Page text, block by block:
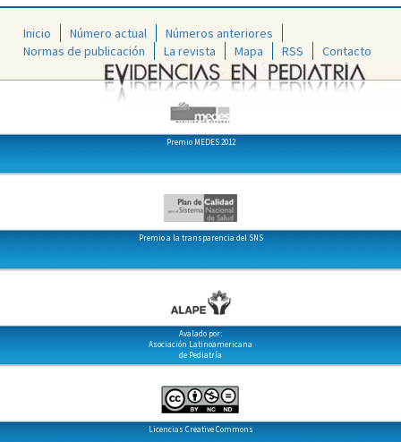
Inicio Número actual
Números anteriores
Normas de publicación
La revista Mapa RSS Contacto
Premio MEDES 2012
Premio a la transparencia del SNS
Avalado por:
Asociación Latinoamericana
de Pediatría
Licencias Creative Commons